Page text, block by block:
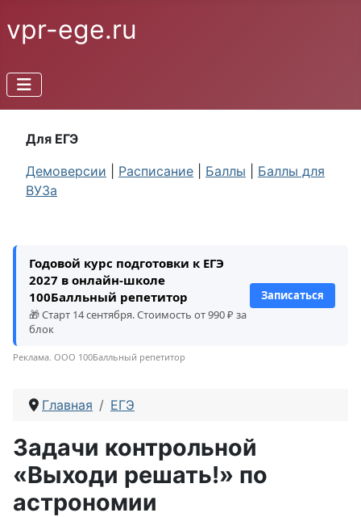
vpr-ege.ru
Для ЕГЭ
Демоверсии
Расписание Баллы
Баллы для
ВУЗа
Годовой курс подготовки к ЕГЭ
2027 в онлайн-школе
100Балльный репетитор
🎁 Старт 14 сентября. Стоимость от 990 ₽ за
блок
Записаться
Реклама. ООО 100Балльный репетитор
Главная ЕГЭ
Задачи контрольной
«Выходи решать!» по
астрономии